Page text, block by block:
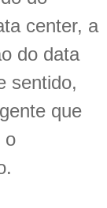
center, a
do data
sentido,
que
o